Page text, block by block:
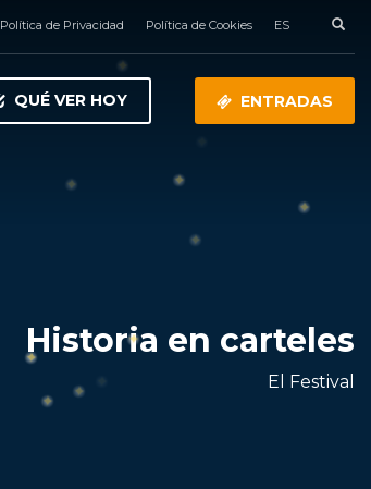
Política de Privacidad Política de Cookies ES
QUÉ VER HOY ENTRADAS
Historia en carteles
El Festival